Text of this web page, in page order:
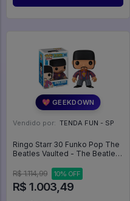
💖 GEEKDOWN
Vendido por: TENDA FUN - SP
Ringo Starr 30 Funko Pop The
Beatles Vaulted - The Beatles
FUNKO POP #30
R$ 1.114,99 10% OFF
R$ 1.003,49